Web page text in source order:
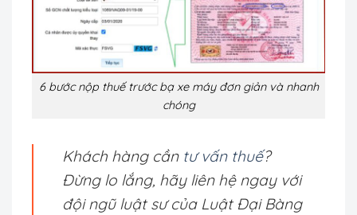
6 bước nộp thuế trước bạ xe máy đơn giản và nhanh
chóng
Khách hàng cần tư vấn thuế?
Đừng lo lắng, hãy liên hệ ngay với
đội ngũ luật sư của Luật Đại Bàng